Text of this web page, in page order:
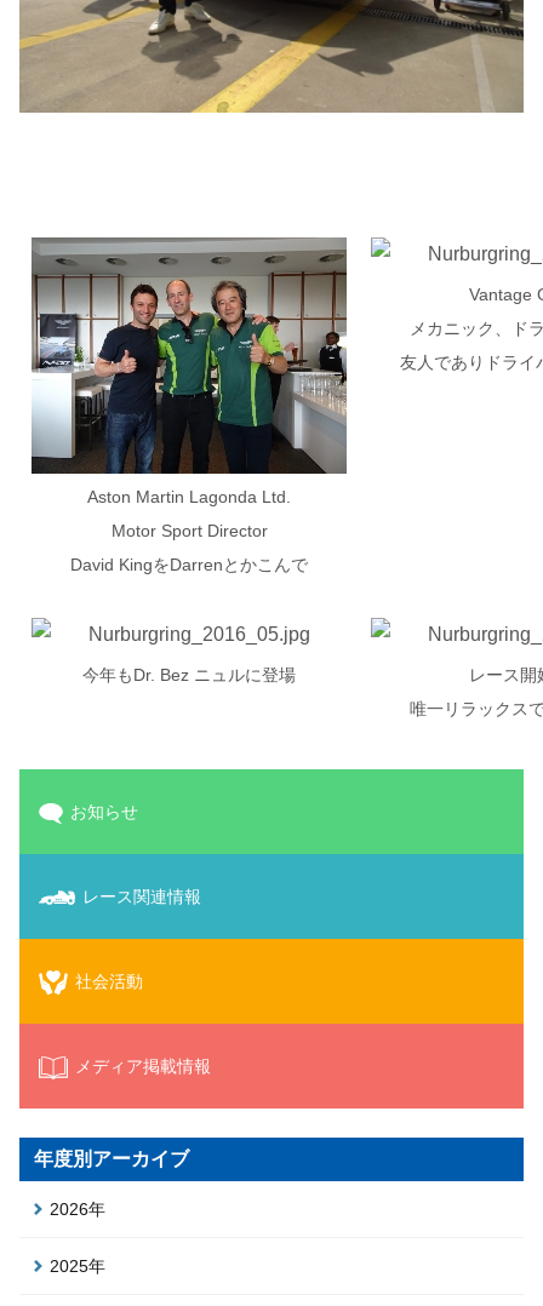
Aston Martin Lagonda Ltd.
Motor Sport Director
David KingをDarrenとかこんで
Vantage
メカニック、ド
友人でありドライ
今年もDr. Bez ニュルに登場
レース開
唯一リラックス
お知らせ
レース関連情報
社会活動
メディア掲載情報
年度別アーカイブ
2026年
2025年